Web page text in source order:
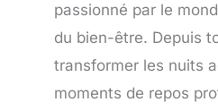
passionné par le
du bien-être. Depuis
transformer les nuits
moments de repos